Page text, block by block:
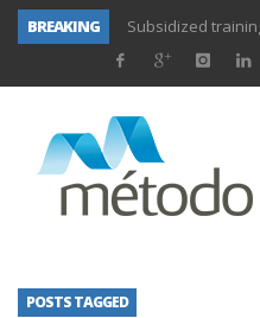
BREAKING
UNIFORS2020-
PROYECTO
POSTS TAGGED